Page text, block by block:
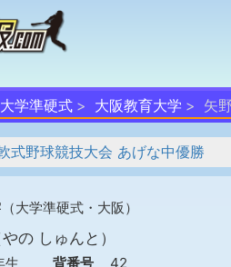
大学準硬式 大阪教育大学 矢
式野球競技大会 あげな中優勝
（大学準硬式・大阪）
やの しゅんと）
生 背番号
42